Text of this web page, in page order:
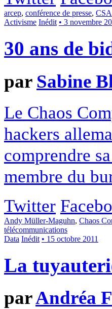
arcep, conférence de presse, CSA
Activisme Inédit • 3 novembre
30 ans de
par Sabine
Le Chaos
hackers
comprendre
membre du
Twitter
Andy Müller-Maguhn, Chaos
télécommunications
Data Inédit • 15 octobre 2011
La
parAndréa